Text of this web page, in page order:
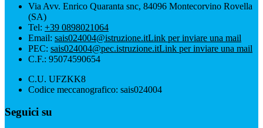
Via Avv. Enrico Quaranta snc, 84096 Montecorvino Rovella
(SA)
Tel: +39 0898021064
Email: sais024004@istruzione.itLink per inviare una mail
PEC: sais024004@pec.istruzione.itLink per inviare una mail
C.F.: 95074590654
C.U. UFZKK8
Codice meccanografico: sais024004
Seguici su